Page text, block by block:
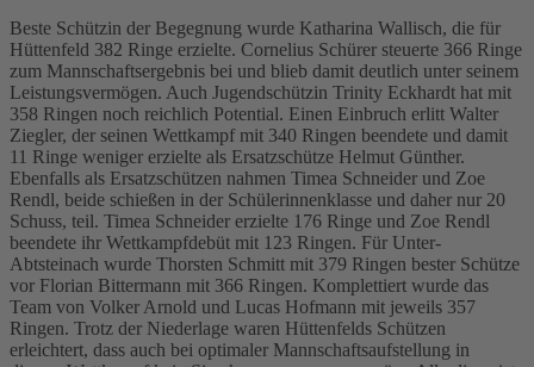
Beste Schützin der Begegnung wurde Katharina Wallisch, die für
Hüttenfeld 382 Ringe erzielte. Cornelius Schürer steuerte 366 Ringe
zum Mannschaftsergebnis bei und blieb damit deutlich unter seinem
Leistungsvermögen. Auch Jugendschützin Trinity Eckhardt hat mit
358 Ringen noch reichlich Potential. Einen Einbruch erlitt Walter
Ziegler, der seinen Wettkampf mit 340 Ringen beendete und damit
11 Ringe weniger erzielte als Ersatzschütze Helmut Günther.
Ebenfalls als Ersatzschützen nahmen Timea Schneider und Zoe
Rendl, beide schießen in der Schülerinnenklasse und daher nur 20
Schuss, teil. Timea Schneider erzielte 176 Ringe und Zoe Rendl
beendete ihr Wettkampfdebüt mit 123 Ringen. Für Unter-
Abtsteinach wurde Thorsten Schmitt mit 379 Ringen bester Schütze
vor Florian Bittermann mit 366 Ringen. Komplettiert wurde das
Team von Volker Arnold und Lucas Hofmann mit jeweils 357
Ringen. Trotz der Niederlage waren Hüttenfelds Schützen
erleichtert, dass auch bei optimaler Mannschaftsaufstellung in